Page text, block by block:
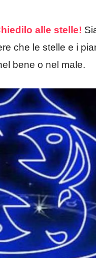
alle stelle!
che le stelle e i
bene o nel male.